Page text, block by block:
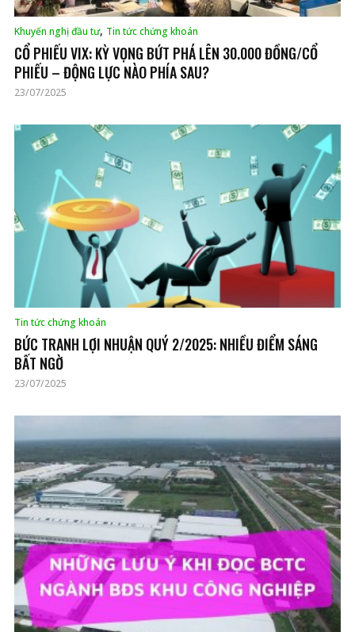
Khuyến nghị đầu tư, Tin tức chứng khoán
CỔ PHIẾU VIX: KỲ VỌNG BỨT PHÁ LÊN 30.000 ĐỒNG/CỔ
PHIẾU – ĐỘNG LỰC NÀO PHÍA SAU?
23/07/2025
Tin tức chứng khoán
BỨC TRANH LỢI NHUẬN QUÝ 2/2025: NHIỀU ĐIỂM SÁNG
BẤT NGỜ
23/07/2025